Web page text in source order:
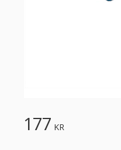
177 KR